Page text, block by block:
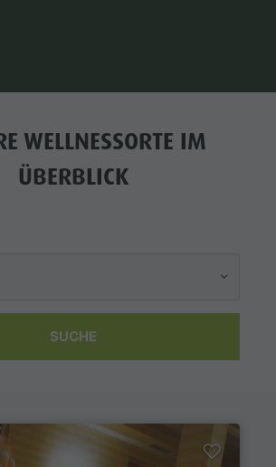
WELLNESSORTE IM
ÜBERBLICK
SUCHE